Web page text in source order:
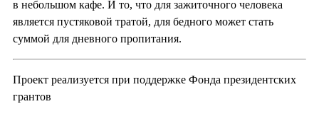
в небольшом кафе. И то, что для зажиточного человека
является пустяковой тратой, для бедного может стать
суммой для дневного пропитания.
Проект реализуется при поддержке Фонда президентских
грантов